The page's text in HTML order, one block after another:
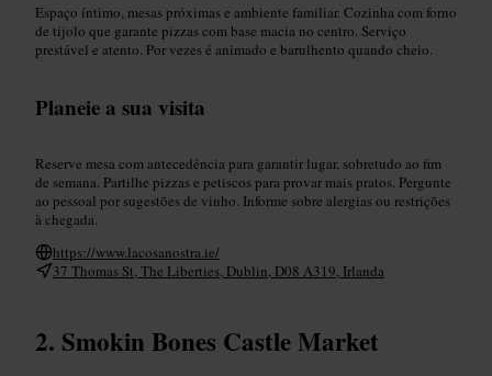
Espaço íntimo, mesas próximas e ambiente familiar. Cozinha com forno
de tijolo que garante pizzas com base macia no centro. Serviço
prestável e atento. Por vezes é animado e barulhento quando cheio.
Planeie a sua visita
Reserve mesa com antecedência para garantir lugar, sobretudo ao fim
de semana. Partilhe pizzas e petiscos para provar mais pratos. Pergunte
ao pessoal por sugestões de vinho. Informe sobre alergias ou restrições
à chegada.
https://www.lacosanostra.ie/
37 Thomas St, The Liberties, Dublin, D08 A319, Irlanda
Smokin Bones Castle Market